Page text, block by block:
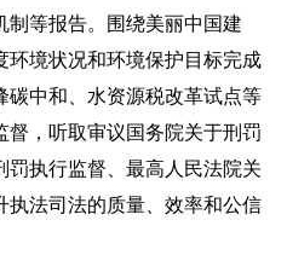
制等报告。围绕美丽中国建
环境状况和环境保护目标完成
碳中和、水资源税改革试点等
督，听取审议国务院关于刑罚
罚执行监督、最高人民法院关
执法司法的质量、效率和公信